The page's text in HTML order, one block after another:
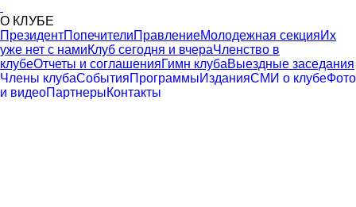
О КЛУБЕ
ПрезидентПопечителиПравлениеМолодежная секцияИх
уже нет с намиКлуб сегодня и вчераЧленство в
клубеОтчеты и соглашенияГимн клубаВыездные заседания
Члены клубаСобытияПрограммыИзданияСМИ о клубеФото
и видеоПартнерыКонтакты